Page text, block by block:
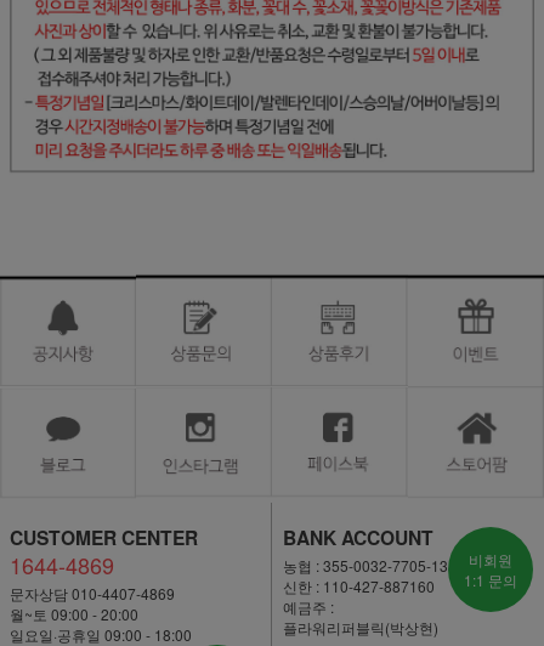
CUSTOMER CENTER
1644-4869
문자상담 010-4407-4869
월~토 09:00 - 20:00
일요일·공휴일 09:00 - 18:00
BANK ACCOUNT
농협 : 355-0032-7705-13
신한 : 110-427-887160
예금주 :
플라워리퍼블릭(박상현)
비회원
1:1 문의